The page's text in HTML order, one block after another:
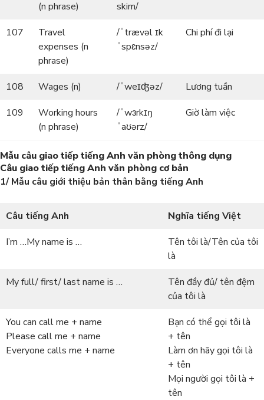
(n phrase)
skim/
107
Travel
expenses (n
phrase)
/ˈtrævəl ɪk
ˈspɛnsəz/
Chi phí đi lại
108 Wages (n) /ˈweɪʤəz/
Lương tuần
109
Working hours
(n phrase)
/ˈwɜrkɪŋ
ˈaʊərz/
Giờ làm việc
Mẫu câu giao tiếp tiếng Anh văn phòng thông dụng
Câu giao tiếp tiếng Anh văn phòng cơ bản
1/ Mẫu câu giới thiệu bản thân bằng tiếng Anh
Câu tiếng Anh
Nghĩa tiếng Việt
I’m …My name is …
Tên tôi là/Tên của tôi
là
My full/ first/ last name is …
Tên đầy đủ/ tên đệm
của tôi là
You can call me + name
Please call me + name
Everyone calls me + name
Bạn có thể gọi tôi là
+ tên
Làm ơn hãy gọi tôi là
+ tên
Mọi người gọi tôi là +
tên